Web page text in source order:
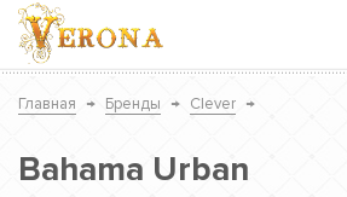
Главная → Бренды → Clever →
Bahama Urban